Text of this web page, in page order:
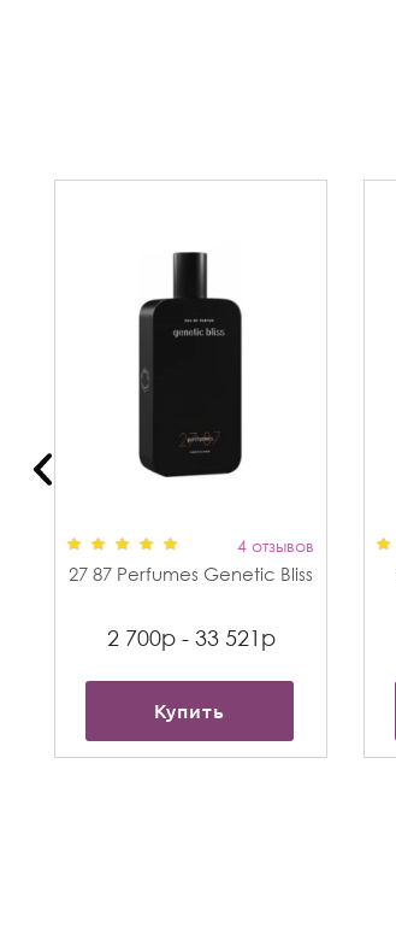
4 отзывов
27 87 Perfumes Genetic Bliss
2 700р - 33 521р
Купить